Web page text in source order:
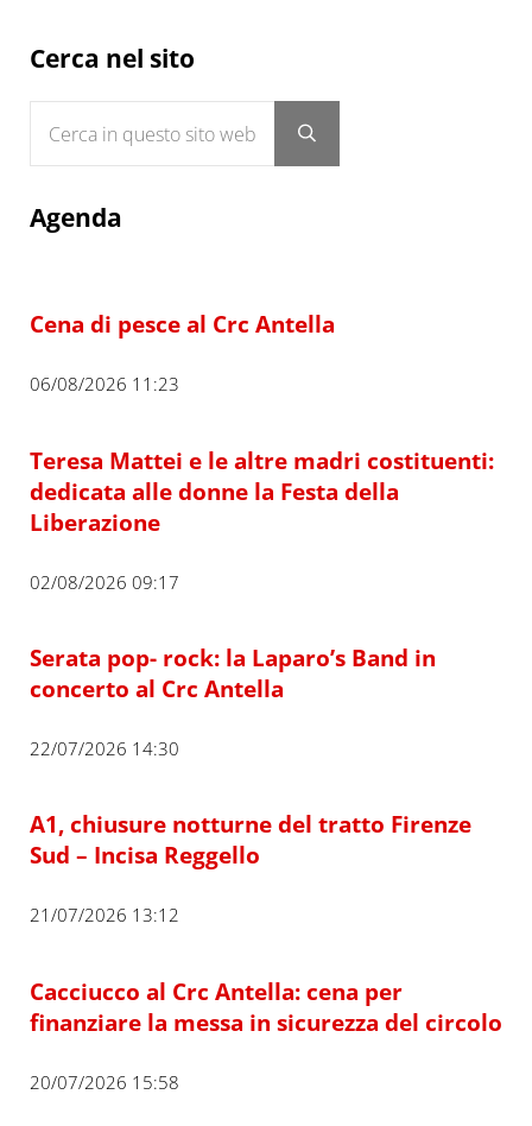
Sidebar
Cerca nel sito
Submit search
Agenda
Cena di pesce al Crc Antella
06/08/2026 11:23
Teresa Mattei e le altre madri costituenti:
dedicata alle donne la Festa della
Liberazione
02/08/2026 09:17
Serata pop- rock: la Laparo’s Band in
concerto al Crc Antella
22/07/2026 14:30
A1, chiusure notturne del tratto Firenze
Sud – Incisa Reggello
21/07/2026 13:12
Cacciucco al Crc Antella: cena per
finanziare la messa in sicurezza del circolo
20/07/2026 15:58